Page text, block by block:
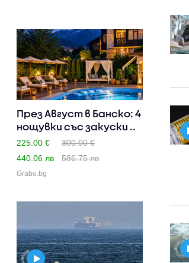
През Август в Банско: 4
нощувки със закуски ..
225.00 €
300.00 €
440.06 лв
586.75 лв
Grabo.bg